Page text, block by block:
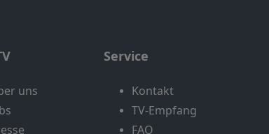
uns
Service
Kontakt
TV-Empfang
FAQ